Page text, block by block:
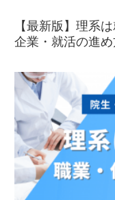
【最新版】理系
企業・就活の進